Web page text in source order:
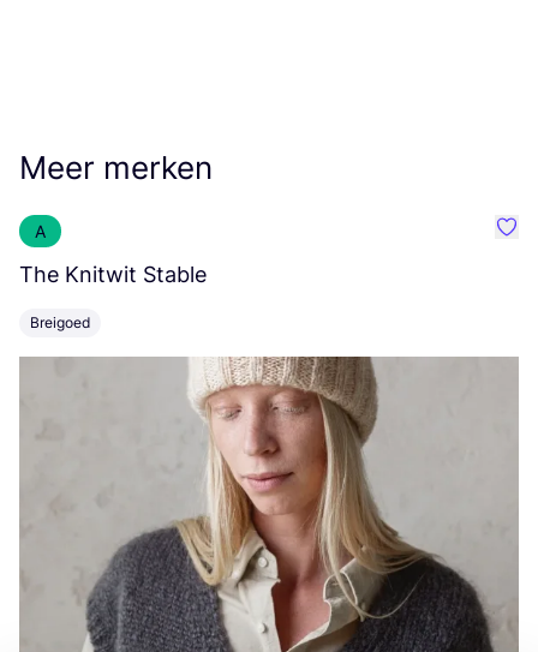
Meer merken
A
The Knitwit Stable
Breigoed